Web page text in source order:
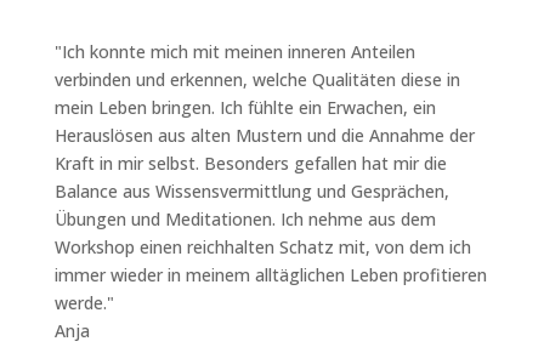
"Ich konnte mich mit meinen inneren Anteilen
verbinden und erkennen, welche Qualitäten diese in
mein Leben bringen. Ich fühlte ein Erwachen, ein
Herauslösen aus alten Mustern und die Annahme der
Kraft in mir selbst. Besonders gefallen hat mir die
Balance aus Wissensvermittlung und Gesprächen,
Übungen und Meditationen. Ich nehme aus dem
Workshop einen reichhalten Schatz mit, von dem ich
immer wieder in meinem alltäglichen Leben profitieren
werde."
Anja